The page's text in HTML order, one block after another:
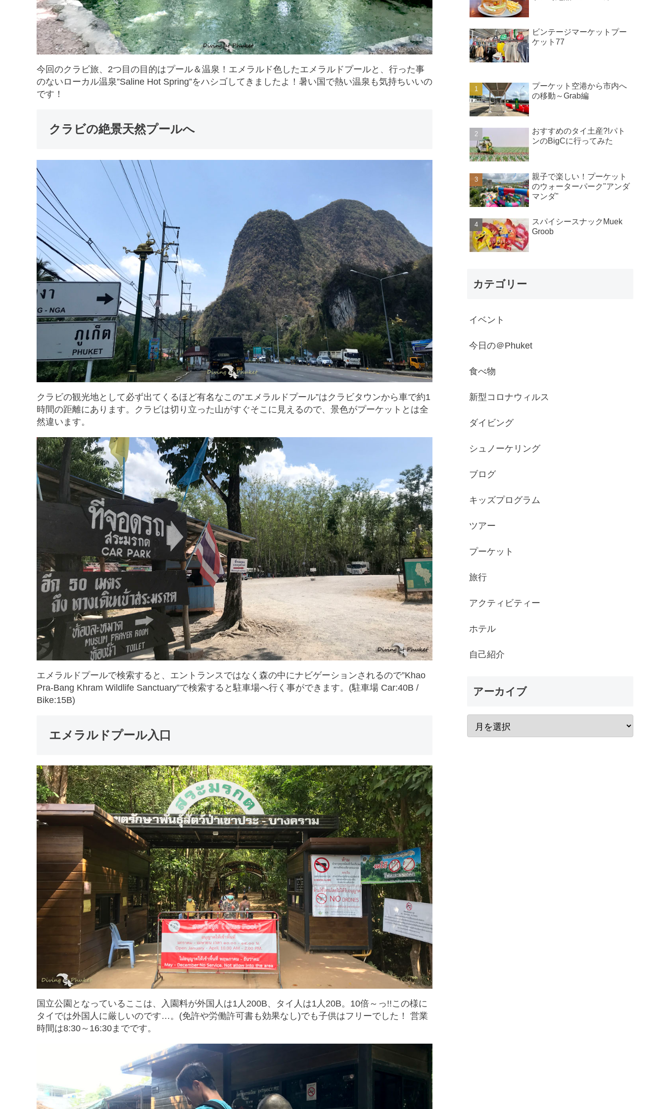
今回のクラビ旅、2つ目の目的はプール＆温泉！エメラルド色したエメラルドプールと、行った事
のないローカル温泉”Saline Hot Spring”をハシゴしてきましたよ！暑い国で熱い温泉も気持ちいいの
です！
クラビの絶景天然プールへ
クラビの観光地として必ず出てくるほど有名なこの”エメラルドプール”はクラビタウンから車で約1
時間の距離にあります。クラビは切り立った山がすぐそこに見えるので、景色がプーケットとは全
然違います。
エメラルドプールで検索すると、エントランスではなく森の中にナビゲーションされるので”Khao
Pra-Bang Khram Wildlife Sanctuary”で検索すると駐車場へ行く事ができます。(駐車場 Car:40B /
Bike:15B)
エメラルドプール入口
国立公園となっているここは、入園料が外国人は1人200B、タイ人は1人20B。10倍～っ!!この様に
タイでは外国人に厳しいのです…。(免許や労働許可書も効果なし)でも子供はフリーでした！ 営業
時間は8:30～16:30までです。
ビンテージマーケットプー
ケット77
プーケット空港から市内へ
の移動～Grab編
おすすめのタイ土産?!パト
ンのBigCに行ってみた
親子で楽しい！プーケット
のウォーターパーク"アンダ
マンダ"
スパイシースナックMuek
Groob
カテゴリー
イベント
今日の＠Phuket
食べ物
新型コロナウィルス
ダイビング
シュノーケリング
ブログ
キッズプログラム
ツアー
プーケット
旅行
アクティビティー
ホテル
自己紹介
アーカイブ